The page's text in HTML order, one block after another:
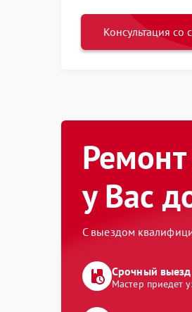
Консультация со
у Вас
С выездом
Срочный выезд
Мастер приедет